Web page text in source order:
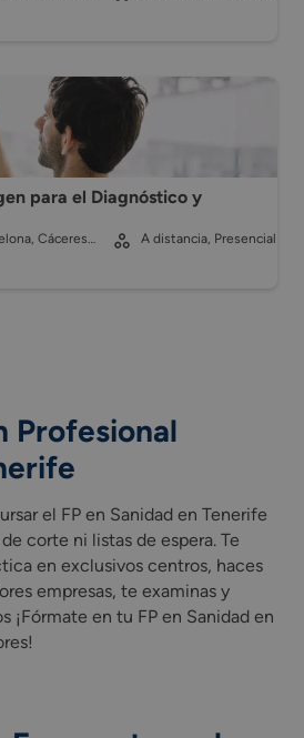
para el Diagnóstico y
Cáceres…
A distancia, Presencial
Profesional
el FP en Sanidad en Tenerife
corte ni listas de espera. Te
en exclusivos centros, haces
empresas, te examinas y
¡Fórmate en tu FP en Sanidad en